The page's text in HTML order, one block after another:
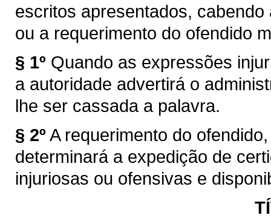
escritos apresentados,
ou a requerimento do ofendido
§ 1º Quando as expressões
a autoridade advertirá o
lhe ser cassada a palavra.
§ 2º A requerimento do
determinará a expedição de
injuriosas ou ofensivas e